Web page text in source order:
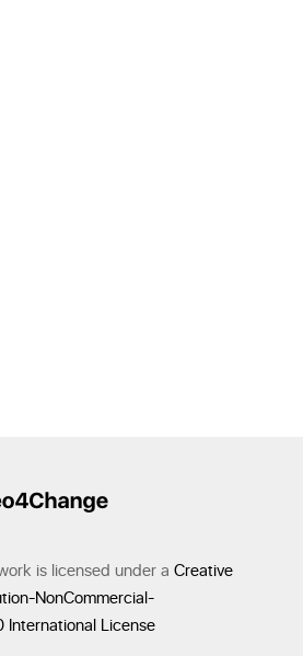
is licensed under a Creative
NonCommercial-
International License